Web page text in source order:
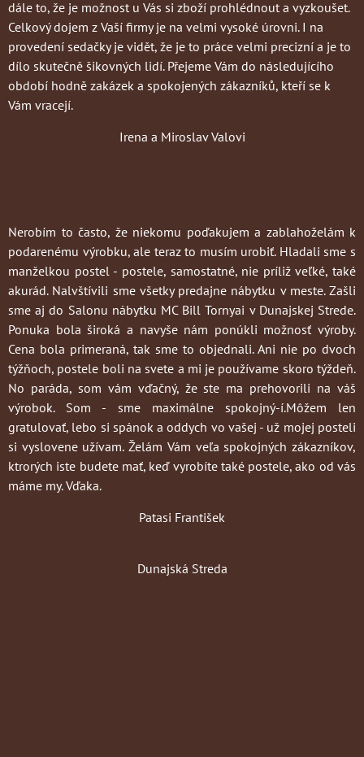
dále to, že je možnost u Vás si zboží prohlédnout a vyzkoušet.
Celkový dojem z Vaší firmy je na velmi vysoké úrovni. I na
provedení sedačky je vidět, že je to práce velmi precizní a je to
dílo skutečně šikovných lidí. Přejeme Vám do následujícího
období hodně zakázek a spokojených zákazníků, kteří se k
Vám vracejí.
Irena a Miroslav Valovi
Nerobím to často, že niekomu poďakujem a zablahoželám k
podarenému výrobku, ale teraz to musím urobiť. Hladali sme s
manželkou postel - postele, samostatné, nie príliž veľké, také
akurád. Nalvštívili sme všetky predajne nábytku v meste. Zašli
sme aj do Salonu nábytku MC Bill Tornyai v Dunajskej Strede.
Ponuka bola široká a navyše nám ponúkli možnosť výroby.
Cena bola primeraná, tak sme to objednali. Ani nie po dvoch
týžňoch, postele boli na svete a mi je používame skoro týždeň.
No paráda, som vám vďačný, že ste ma prehovorili na váš
výrobok. Som - sme maximálne spokojný-í.Môžem len
gratulovať, lebo si spánok a oddych vo vašej - už mojej posteli
si vyslovene užívam. Želám Vám veľa spokojných zákazníkov,
ktrorých iste budete mať, keď vyrobíte také postele, ako od vás
máme my. Vďaka.
Patasi František
Dunajská Streda